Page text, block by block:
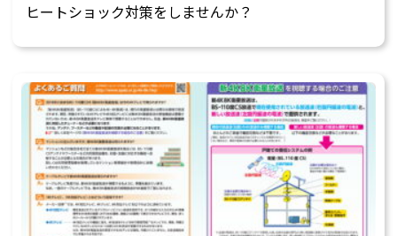
ヒートショック対策をしませんか？